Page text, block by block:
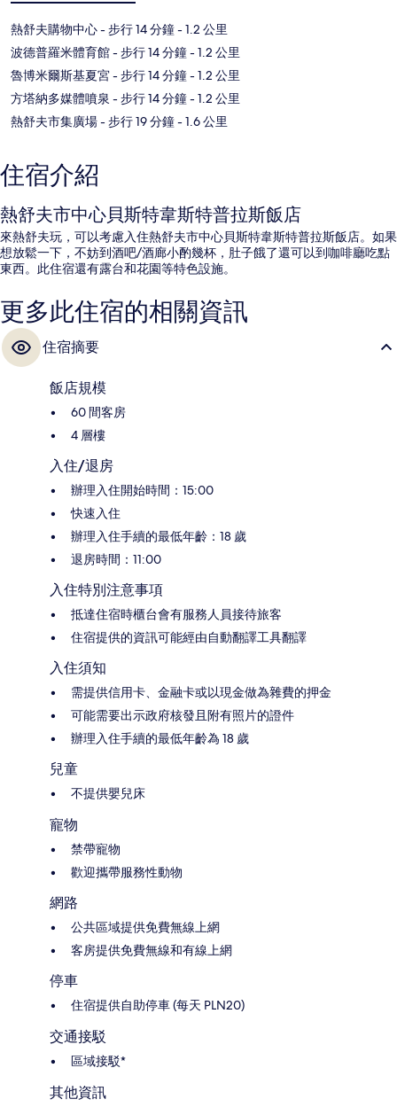
熱舒夫購物中心- 步行 14 分鐘- 1.2 公里
波德普羅米體育館- 步行 14 分鐘- 1.2 公里
魯博米爾斯基夏宮- 步行 14 分鐘- 1.2 公里
方塔納多媒體噴泉 - 步行 14 分鐘- 1.2 公里
熱舒夫市集廣場- 步行 19 分鐘- 1.6 公里
住宿介紹
熱舒夫市中心貝斯特韋斯特普拉斯飯店
來熱舒夫玩，可以考慮入住熱舒夫市中心貝斯特韋斯特普拉斯飯店。如果
想放鬆一下，不妨到酒吧/酒廊小酌幾杯，肚子餓了還可以到咖啡廳吃點
東西。此住宿還有露台和花園等特色設施。
更多此住宿的相關資訊
住宿摘要
飯店規模
60 間客房
4 層樓
入住/退房
辦理入住開始時間：15:00
快速入住
辦理入住手續的最低年齡：18 歲
退房時間：11:00
入住特別注意事項
抵達住宿時櫃台會有服務人員接待旅客
住宿提供的資訊可能經由自動翻譯工具翻譯
入住須知
需提供信用卡、金融卡或以現金做為雜費的押金
可能需要出示政府核發且附有照片的證件
辦理入住手續的最低年齡為 18 歲
兒童
不提供嬰兒床
寵物
禁帶寵物
歡迎攜帶服務性動物
網路
公共區域提供免費無線上網
客房提供免費無線和有線上網
停車
住宿提供自助停車 (每天 PLN20)
交通接駁
區域接駁*
其他資訊